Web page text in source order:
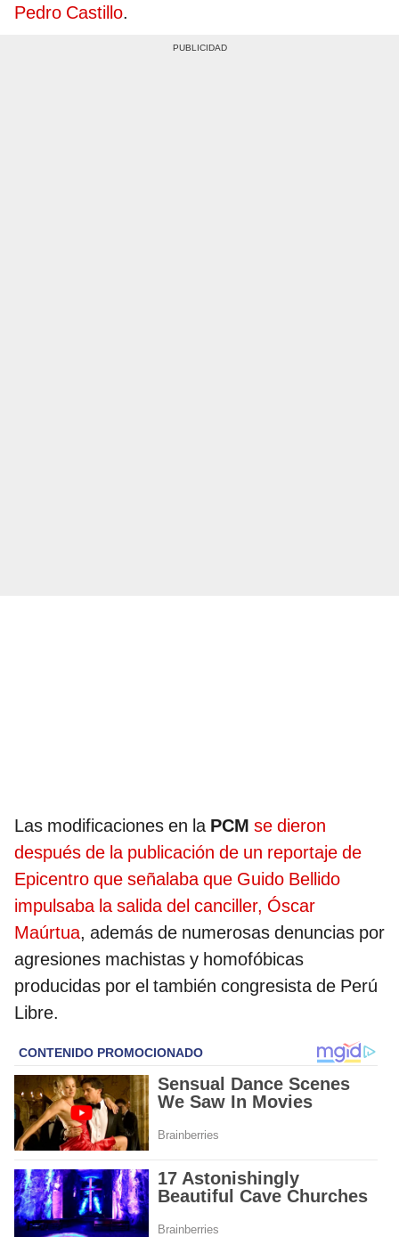
Pedro Castillo.
Las modificaciones en la PCM se dieron
después de la publicación de un reportaje de
Epicentro que señalaba que Guido Bellido
impulsaba la salida del canciller, Óscar
Maúrtua, además de numerosas denuncias por
agresiones machistas y homofóbicas
producidas por el también congresista de Perú
Libre.